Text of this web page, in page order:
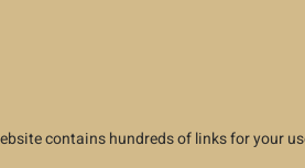
contains hundreds of links for your